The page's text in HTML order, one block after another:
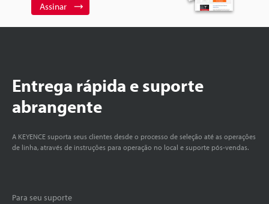
Assinar
Entrega rápida e suporte
abrangente
A KEYENCE suporta seus clientes desde o processo de seleção até as operações
de linha, através de instruções para operação no local e suporte pós-vendas.
Para seu suporte